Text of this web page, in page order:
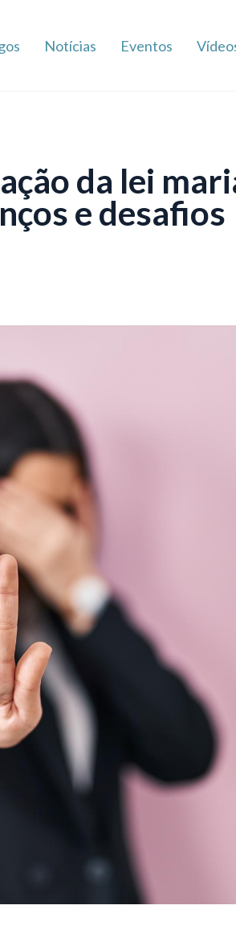
Notícias Eventos
da lei
e desafios